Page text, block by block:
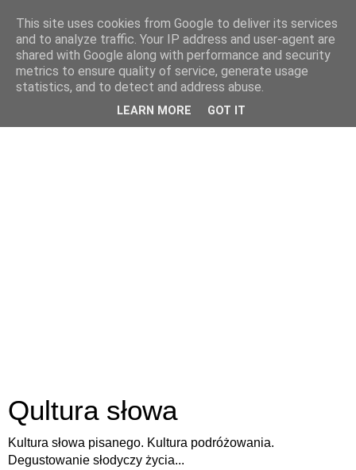
Qultura słowa
Kultura słowa pisanego. Kultura podróżowania.
Degustowanie słodyczy życia...
This site uses cookies from Google to deliver its services
and to analyze traffic. Your IP address and user-agent are
shared with Google along with performance and security
metrics to ensure quality of service, generate usage
statistics, and to detect and address abuse.
LEARN MORE GOT IT